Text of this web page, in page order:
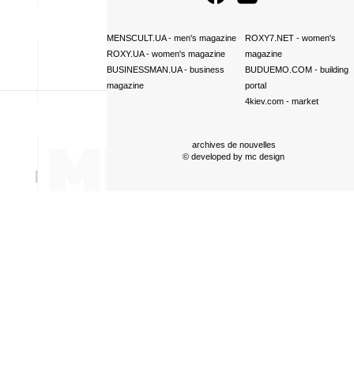
MENSCULT.UA- men's magazine
ROXY.UA- women's magazine
BUSINESSMAN.UA- business
magazine
ROXY7.NET- women's
magazine
BUDUEMO.COM- building
portal
4kiev.com- market
archives de nouvelles
© developed by mc design